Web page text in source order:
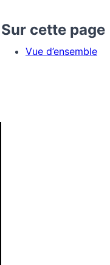
Sur cette page
Vue d’ensemble